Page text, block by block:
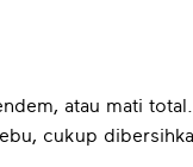
atau mati
cukup